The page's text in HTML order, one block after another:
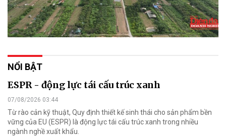
NỔI BẬT
ESPR - động lực tái cấu trúc xanh
07/08/2026 03:44
Từ rào cản kỹ thuật, Quy định thiết kế sinh thái cho sản phẩm bền
vững của EU (ESPR) là động lực tái cấu trúc xanh trong nhiều
ngành nghề xuất khẩu.